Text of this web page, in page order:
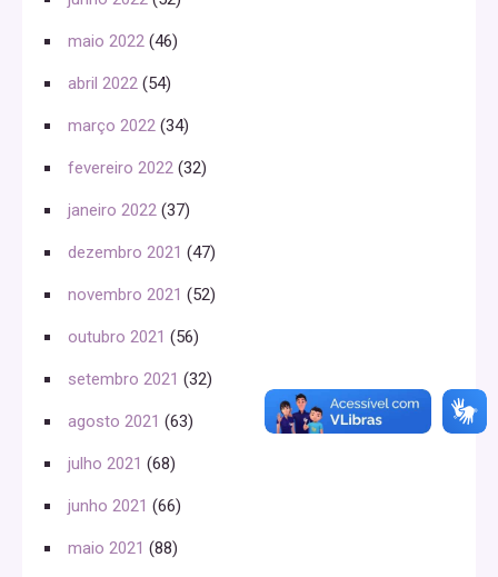
maio 2022 (46)
abril 2022 (54)
março 2022 (34)
fevereiro 2022 (32)
janeiro 2022 (37)
dezembro 2021 (47)
novembro 2021 (52)
outubro 2021 (56)
setembro 2021 (32)
agosto 2021 (63)
julho 2021 (68)
junho 2021 (66)
maio 2021 (88)